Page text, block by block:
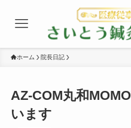
ホーム 院長日記
AZ-COM丸和
います